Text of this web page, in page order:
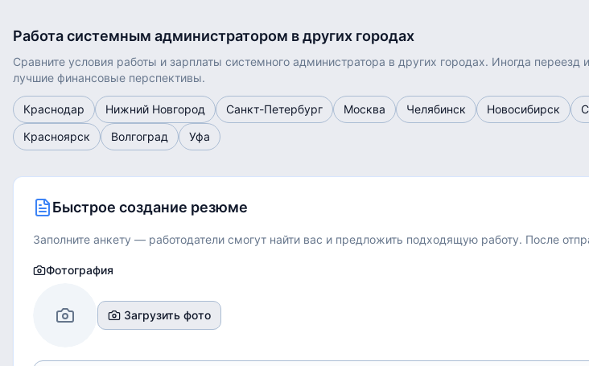
Работасистемным администратором в других городах
Сравните условия работы и зарплаты системного администратора в других городах. Иногда переезд
лучшие финансовые перспективы.
Краснодар Нижний Новгород Санкт-Петербург Москва Челябинск Новосибирск
Красноярск
Волгоград Уфа
Быстрое создание резюме
Заполните анкету — работодатели смогут найти вас и предложить подходящую работу. После
Фотография
Загрузить фото